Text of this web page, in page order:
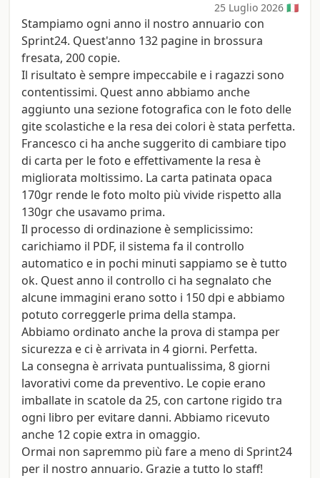
25 Luglio 2026 🇮🇹
Stampiamo ogni anno il nostro annuario con
Sprint24. Quest'anno 132 pagine in brossura
fresata, 200 copie.
Il risultato è sempre impeccabile e i ragazzi sono
contentissimi. Quest anno abbiamo anche
aggiunto una sezione fotografica con le foto delle
gite scolastiche e la resa dei colori è stata perfetta.
Francesco ci ha anche suggerito di cambiare tipo
di carta per le foto e effettivamente la resa è
migliorata moltissimo. La carta patinata opaca
170gr rende le foto molto più vivide rispetto alla
130gr che usavamo prima.
Il processo di ordinazione è semplicissimo:
carichiamo il PDF, il sistema fa il controllo
automatico e in pochi minuti sappiamo se è tutto
ok. Quest anno il controllo ci ha segnalato che
alcune immagini erano sotto i 150 dpi e abbiamo
potuto correggerle prima della stampa.
Abbiamo ordinato anche la prova di stampa per
sicurezza e ci è arrivata in 4 giorni. Perfetta.
La consegna è arrivata puntualissima, 8 giorni
lavorativi come da preventivo. Le copie erano
imballate in scatole da 25, con cartone rigido tra
ogni libro per evitare danni. Abbiamo ricevuto
anche 12 copie extra in omaggio.
Ormai non sapremmo più fare a meno di Sprint24
per il nostro annuario. Grazie a tutto lo staff!